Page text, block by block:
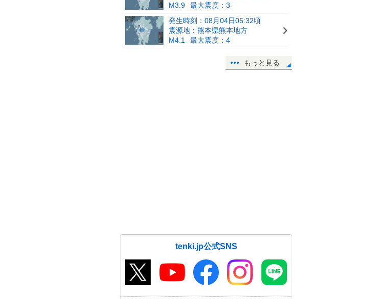
M3.9
最大震度：3
発生時刻：08月04日05:32頃
震源地：熊本県熊本地方
M4.1
最大震度：4
もっと見る
tenki.jp公式SNS